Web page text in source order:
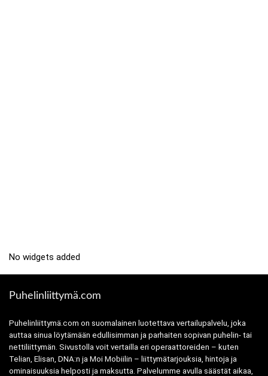
No widgets added
Puhelinliittymä.com
Puhelinliittymä.com on suomalainen luotettava vertailupalvelu, joka
auttaa sinua löytämään edullisimman ja parhaiten sopivan puhelin- tai
nettiliittymän. Sivustolla voit vertailla eri operaattoreiden – kuten
Telian, Elisan, DNA:n ja Moi Mobiilin – liittymätarjouksia, hintoja ja
ominaisuuksia helposti ja maksutta. Palvelumme avulla säästät aikaa,